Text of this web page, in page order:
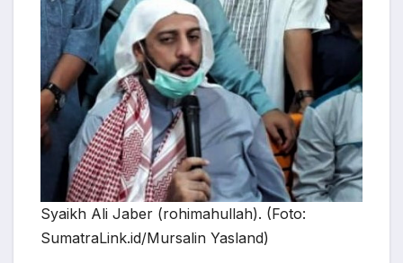
Syaikh Ali Jaber (rohimahullah). (Foto:
SumatraLink.id/Mursalin Yasland)